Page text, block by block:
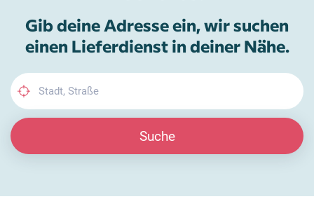
Gib deine Adresse ein, wir suchen
einen Lieferdienst in deiner Nähe.
Suche